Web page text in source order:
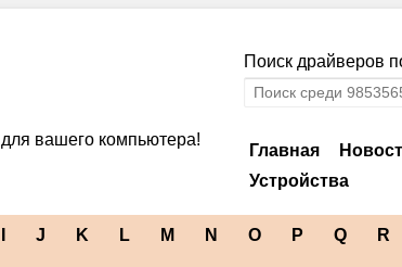
вашего компьютера!
Поиск драйверов
Главная
Устройства
J K L M N O P Q
R